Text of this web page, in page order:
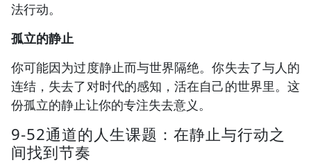
法行动。
孤立的静止
你可能因为过度静止而与世界隔绝。你失去了与人的
连结，失去了对时代的感知，活在自己的世界里。这
份孤立的静止让你的专注失去意义。
9-52通道的人生课题：在静止与行动之
间找到节奏